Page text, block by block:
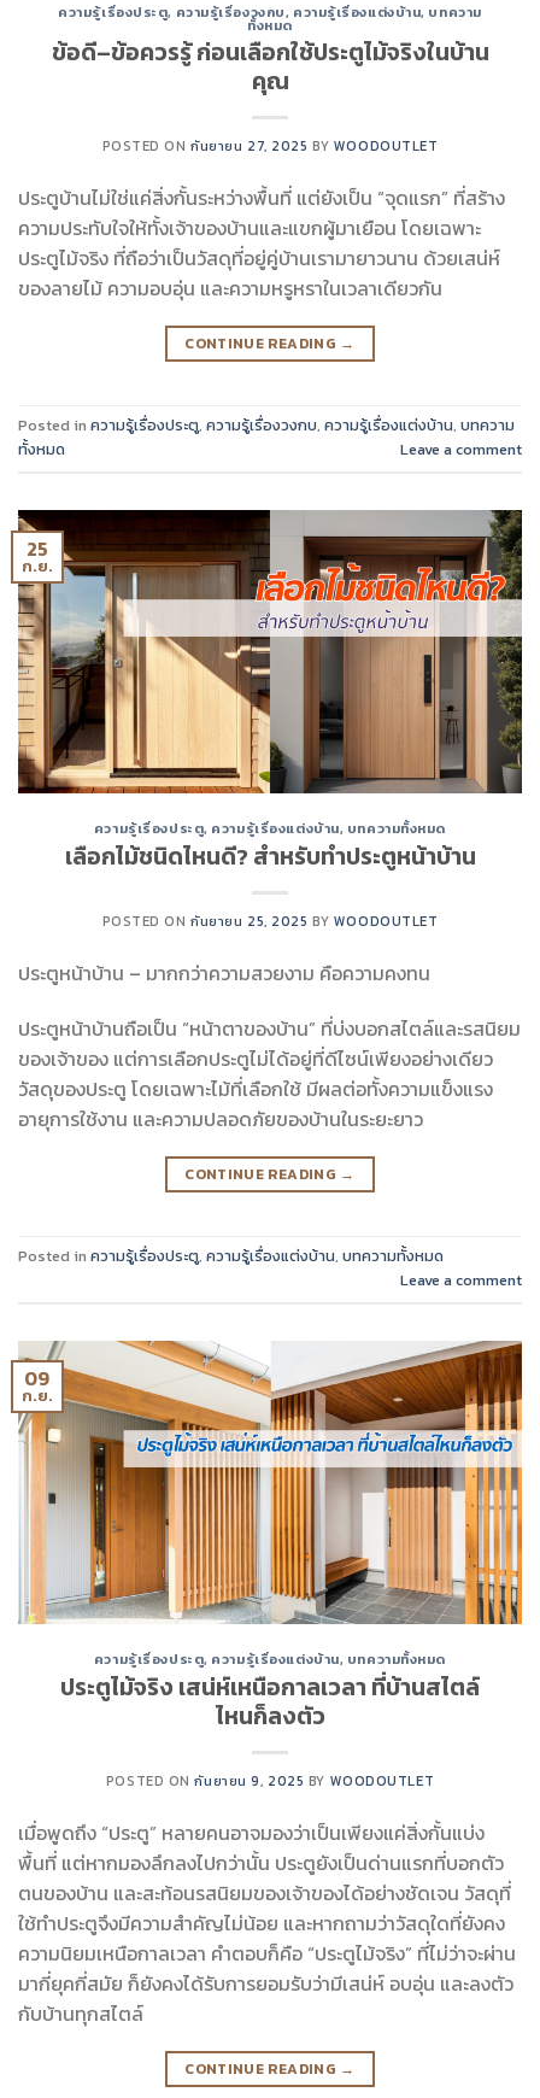
ความรู้เรื่องประตู, ความรู้เรื่องวงกบ, ความรู้เรื่องแต่งบ้าน, บทความ
ทั้งหมด
ข้อดี–ข้อควรรู้ ก่อนเลือกใช้ประตูไม้จริงในบ้าน
คุณ
POSTED ONกันยายน 27, 2025 BY WOODOUTLET
ประตูบ้านไม่ใช่แค่สิ่งกั้นระหว่างพื้นที่ แต่ยังเป็น “จุดแรก” ที่สร้าง
ความประทับใจให้ทั้งเจ้าของบ้านและแขกผู้มาเยือน โดยเฉพาะ
ประตูไม้จริง ที่ถือว่าเป็นวัสดุที่อยู่คู่บ้านเรามายาวนาน ด้วยเสน่ห์
ของลายไม้ ความอบอุ่น และความหรูหราในเวลาเดียวกัน
CONTINUE READING →
Posted in ความรู้เรื่องประตู, ความรู้เรื่องวงกบ, ความรู้เรื่องแต่งบ้าน, บทความ
ทั้งหมด
Leave a comment
25
ก.ย.
ความรู้เรื่องประตู, ความรู้เรื่องแต่งบ้าน, บทความทั้งหมด
เลือกไม้ชนิดไหนดี? สำหรับทำประตูหน้าบ้าน
POSTED ONกันยายน 25, 2025 BY WOODOUTLET
ประตูหน้าบ้าน – มากกว่าความสวยงาม คือความคงทน
ประตูหน้าบ้านถือเป็น “หน้าตาของบ้าน” ที่บ่งบอกสไตล์และรสนิยม
ของเจ้าของ แต่การเลือกประตูไม่ได้อยู่ที่ดีไซน์เพียงอย่างเดียว
วัสดุของประตู โดยเฉพาะไม้ที่เลือกใช้ มีผลต่อทั้งความแข็งแรง
อายุการใช้งาน และความปลอดภัยของบ้านในระยะยาว
CONTINUE READING →
Posted in ความรู้เรื่องประตู, ความรู้เรื่องแต่งบ้าน, บทความทั้งหมด
Leave a comment
09
ก.ย.
ความรู้เรื่องประตู, ความรู้เรื่องแต่งบ้าน, บทความทั้งหมด
ประตูไม้จริง เสน่ห์เหนือกาลเวลา ที่บ้านสไตล์
ไหนก็ลงตัว
POSTED ONกันยายน 9, 2025 BY WOODOUTLET
เมื่อพูดถึง “ประตู” หลายคนอาจมองว่าเป็นเพียงแค่สิ่งกั้นแบ่ง
พื้นที่ แต่หากมองลึกลงไปกว่านั้น ประตูยังเป็นด่านแรกที่บอกตัว
ตนของบ้าน และสะท้อนรสนิยมของเจ้าของได้อย่างชัดเจน วัสดุที่
ใช้ทำประตูจึงมีความสำคัญไม่น้อย และหากถามว่าวัสดุใดที่ยังคง
ความนิยมเหนือกาลเวลา คำตอบก็คือ “ประตูไม้จริง” ที่ไม่ว่าจะผ่าน
มากี่ยุคกี่สมัย ก็ยังคงได้รับการยอมรับว่ามีเสน่ห์ อบอุ่น และลงตัว
กับบ้านทุกสไตล์
CONTINUE READING →